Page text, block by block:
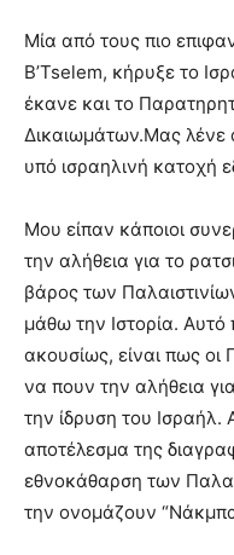
Μία από τους πιο
B’Tselem, κήρυξε το
έκανε και το
Δικαιωμάτων.Μας λένε
υπό ισραηλινή κατοχή
Μου είπαν κάποιοι
την αλήθεια για το
βάρος των
μάθω την Ιστορία.
ακουσίως, είναι πως οι
να πουν την αλήθεια
την ίδρυση του Ισραήλ.
αποτέλεσμα της
εθνοκάθαρση των
την ονομάζουν